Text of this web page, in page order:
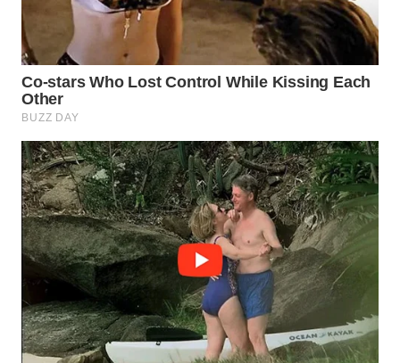
WN
MANDALIKA
WN
LIKUPANG
WN
LABUANBAJO
WN
BORNEO
Wahana
Media
Group
WAHANA